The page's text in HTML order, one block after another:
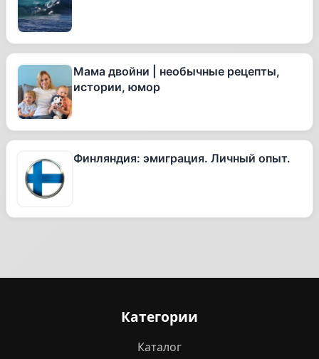
Мама двойни | необычные рецепты,
истории, юмор
Финляндия: эмиграция. Личный опыт.
Категории
Каталог